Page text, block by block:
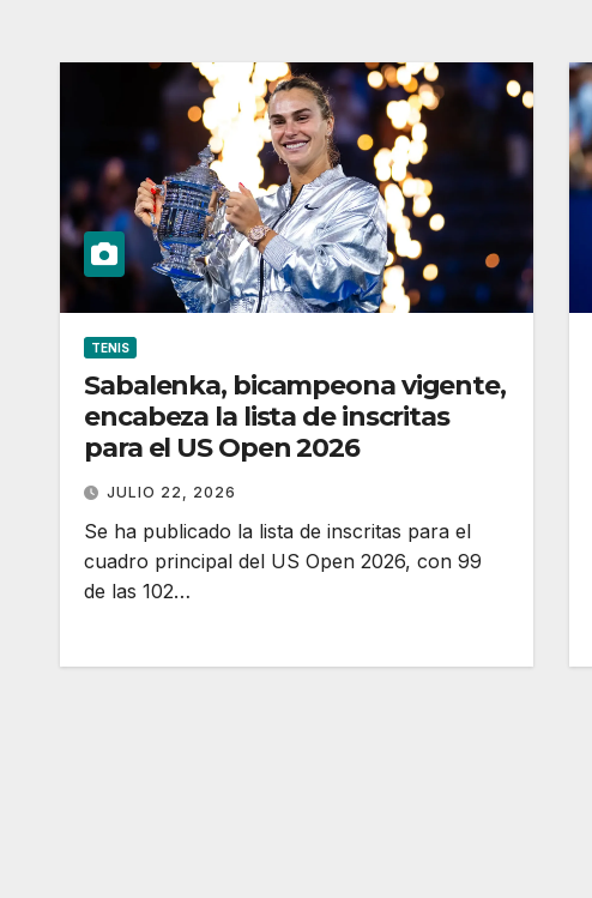
TENIS
Sabalenka, bicampeona vigente,
encabeza la lista de inscritas
para el US Open 2026
JULIO 22, 2026
Se ha publicado la lista de inscritas para el
cuadro principal del US Open 2026, con 99
de las 102…